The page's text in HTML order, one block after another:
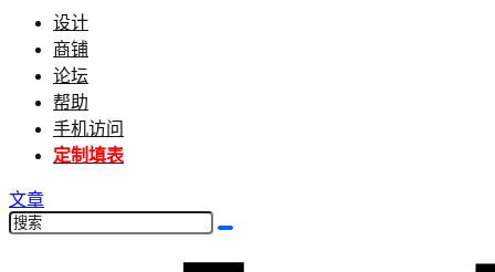
设计
商铺
论坛
帮助
手机访问
定制填表
文章